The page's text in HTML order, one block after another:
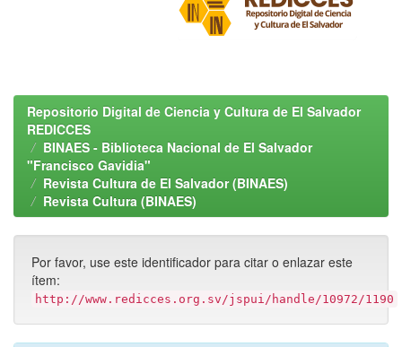
Repositorio Digital de Ciencia y Cultura de El Salvador
REDICCES
BINAES - Biblioteca Nacional de El Salvador
"Francisco Gavidia"
Revista Cultura de El Salvador (BINAES)
Revista Cultura (BINAES)
Por favor, use este identificador para citar o enlazar este
ítem:
http://www.redicces.org.sv/jspui/handle/10972/1190